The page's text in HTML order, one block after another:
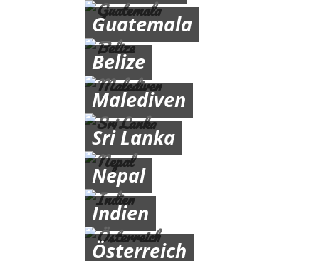
Guatemala
Belize
Malediven
Sri Lanka
Nepal
Indien
Österreich